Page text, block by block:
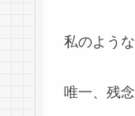
私のよう
唯一、残